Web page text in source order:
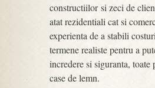
constructiilor si zeci de
atat rezidentiali cat si
experienta de a stabili
termene realiste pentru a
incredere si siguranta, toate
case de lemn.